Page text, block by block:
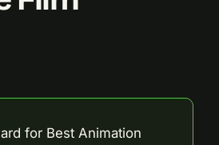
for Best Animation